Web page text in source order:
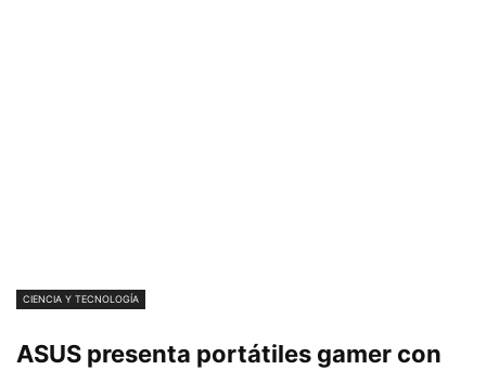
CIENCIA Y TECNOLOGÍA
ASUS presenta portátiles gamer con